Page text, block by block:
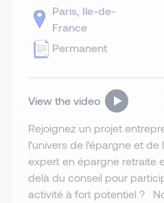
Paris, Ile-de-
France
Permanent
View the video
Rejoignez un projet
l'univers de l'épargne et de
expert en épargne retraite
delà du conseil pour
activité à fort potentiel ?